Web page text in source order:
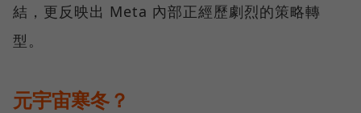
結，更反映出 Meta 內部正經歷劇烈的策略轉
型。
元宇宙寒冬？